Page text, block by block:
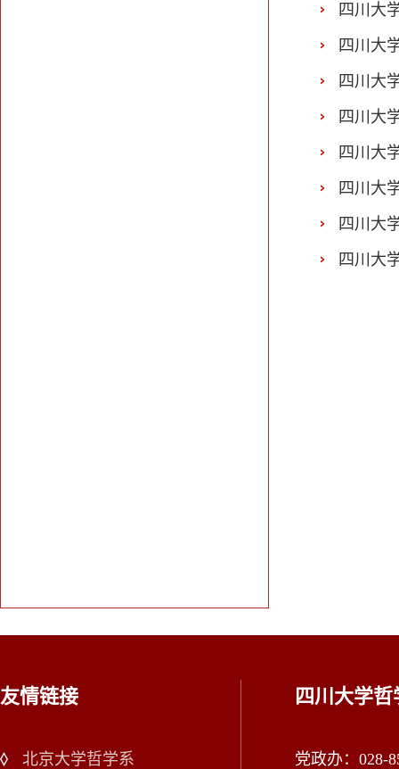
四川大
四川大
四川大
四川大
四川大
四川大
四川大
四川大
友情链接
北京大学哲学系
四川大学哲
党政办：028-